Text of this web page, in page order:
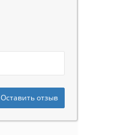
Оставить отзыв